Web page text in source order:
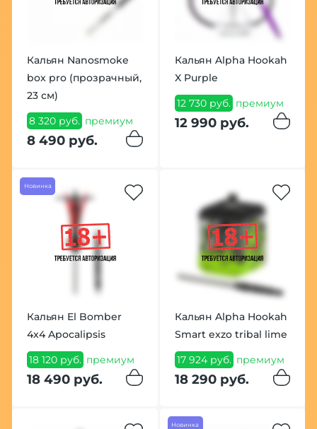
Кальян Nanosmoke
box pro (прозрачный,
23 см)
8 320 руб. премиум
8 490 руб.
Кальян Alpha Hookah
X Purple
12 730 руб. премиум
12 990 руб.
Новинка
Кальян El Bomber
4x4 Apocalipsis
18 120 руб. премиум
18 490 руб.
Кальян Alpha Hookah
Smart exzo tribal lime
17 924 руб. премиум
18 290 руб.
Новинка